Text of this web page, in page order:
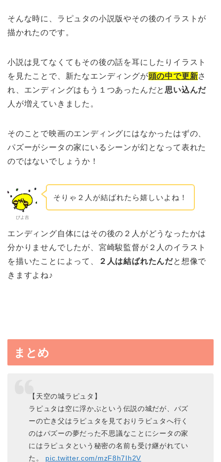
そんな時に、ラピュタの小説版やその後のイラストが
描かれたのです。
小説は見てなくてもその後の話を耳にしたりイラスト
を見たことで、新たなエンディングが頭の中で更新さ
れ、エンディングはもう１つあったんだと思い込んだ
人が増えていきました。
そのことで映画のエンディングにはなかったはずの、
パズーがシータの家にいるシーンが幻となって表れた
のではないでしょうか！
ぴよ吉
そりゃ２人が結ばれたら嬉しいよね！
エンディング自体にはその後の２人がどうなったかは
分かりませんでしたが、宮崎駿監督が２人のイラスト
を描いたことによって、
２人は結ばれたんだと想像で
きますよね♪
まとめ
【天空の城ラピュタ】
ラピュタは空に浮かぶという伝説の城だが、パズ
ーの亡き父はラピュタを見ておりラピュタへ行く
のはパズーの夢だった不思議なことにシータの家
にはラピュタという秘密の名前も受け継がれてい
た。 pic.twitter.com/mzF8h7Ih2V